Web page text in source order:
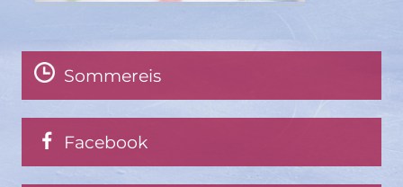
Sommereis
Facebook